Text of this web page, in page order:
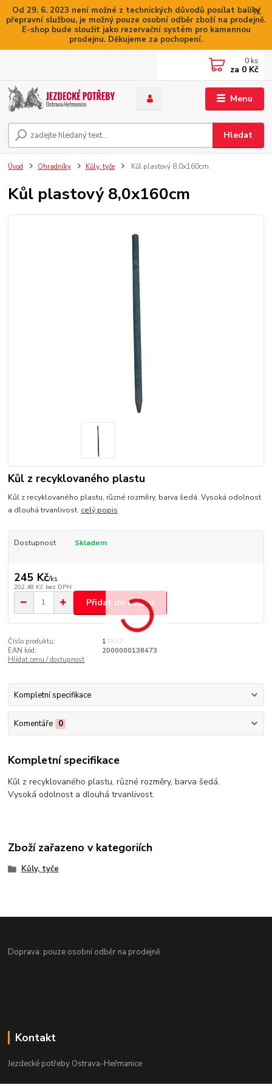
Od 29. 6. 2023 není možné z technických důvodů posílat balíky
přepravní službou, je možný pouze osobní odběr zboží na prodejně.
E-shop bude sloužit jako rezervační systém pro kamennou
prodejnu. Děkujeme za pochopení.
Menu
Hledat
0 ks
za 0 Kč
Úvod Ohradníky Kůly, tyče Kůl plastový 8,0x160cm
Kůl plastový 8,0x160cm
Kůl z recyklovaného plastu
Kůl z recyklovaného plastu, různé rozměry, barva šedá. Vysoká odolnost
a dlouhá trvanlivost. celý popis
Dostupnost Skladem
245 Kč/ks
202,48 Kč bez DPH
Přidat do košíku
Číslo produktu:
13847
EAN kód:
2000000138473
Hlídat cenu / dostupnost
Kompletní specifikace
Komentáře 0
Kompletní specifikace
Kůl z recyklovaného plastu, různé rozměry, barva šedá.
Vysoká odolnost a dlouhá trvanlivost.
Zboží zařazeno v kategoriích
Kůly, tyče
Doprava: pouze osobní odběr na prodejně
Kontakt
Jezdecké potřeby Ostrava-Heřmanice